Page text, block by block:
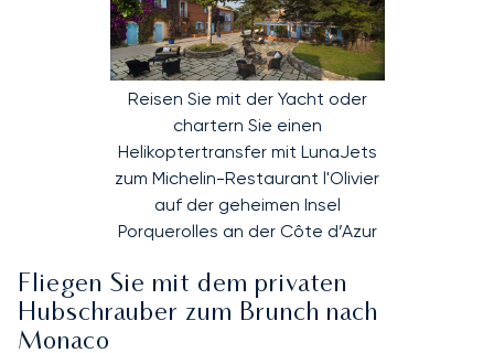
Reisen Sie mit der Yacht oder
chartern Sie einen
Helikoptertransfer mit LunaJets
zum Michelin-Restaurant l'Olivier
auf der geheimen Insel
Porquerolles an der Côte d’Azur
Fliegen Sie mit dem privaten
Hubschrauber zum Brunch nach
Monaco